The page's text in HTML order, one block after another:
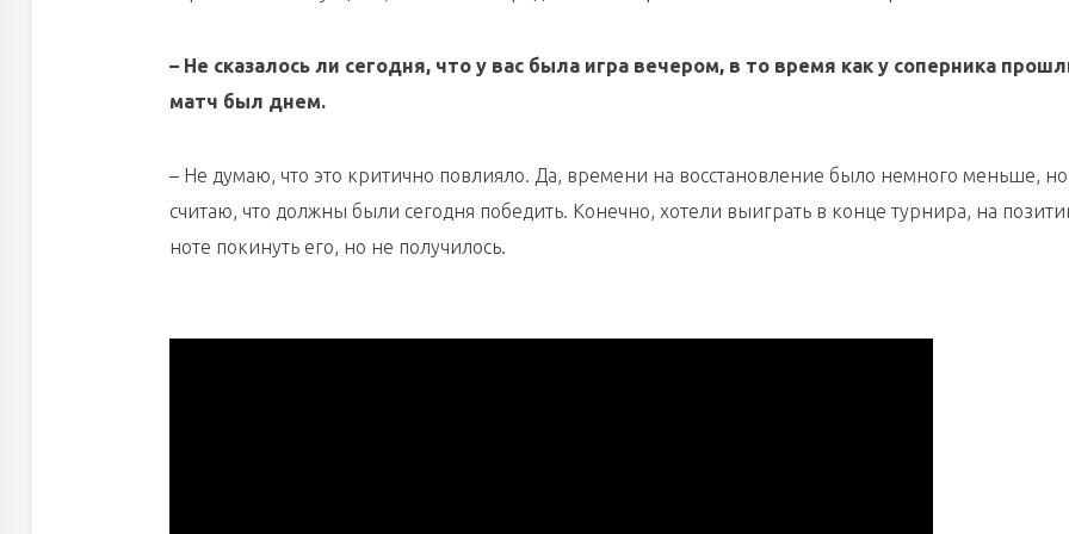
– Не сказалось ли сегодня, что у вас была игра вечером, в то время как у соперника
матч был днем.
– Не думаю, что это критично повлияло. Да, времени на восстановление было немного меньше,
считаю, что должны были сегодня победить. Конечно, хотели выиграть в конце турнира, на
ноте покинуть его, но не получилось.